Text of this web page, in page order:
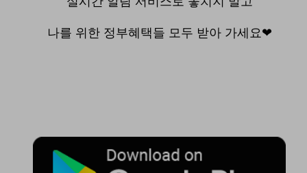
나를 위한 정부혜택들 모두 받아 가세요❤